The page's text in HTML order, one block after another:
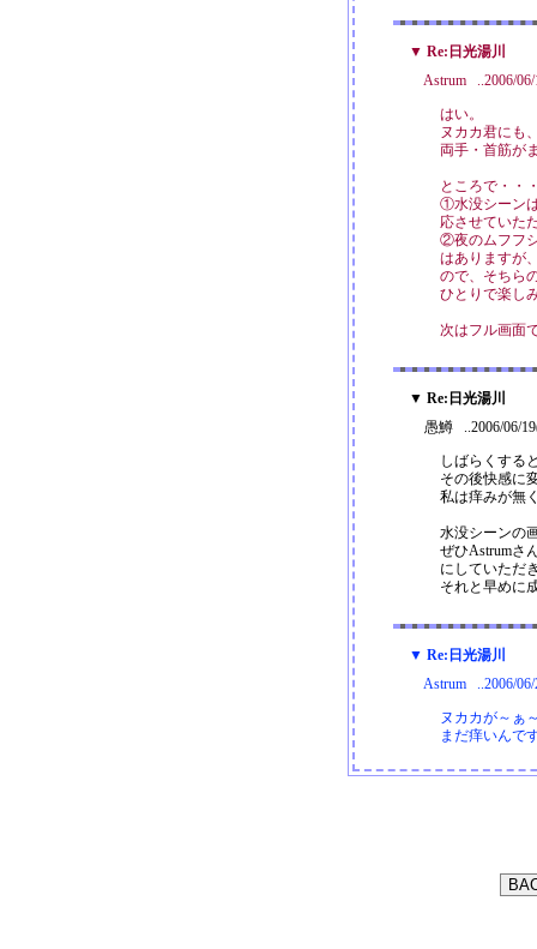
▼ Re:日光湯川
Astrum ..2006/
はい。
ヌカカ君にも
両手・首筋が
ところで・・
①水没シーン
応させていた
②夜のムフフ
はありますが
ので、そちら
ひとりで楽し
次はフル画面
▼ Re:日光湯川
愚鱒 ..2006/06/
しばらくする
その後快感に
私は痒みが無
水没シーンの
ぜひAstrumさ
にしていただ
それと早めに
▼ Re:日光湯川
Astrum ..2006/
ヌカカが～ぁ
まだ痒いんで